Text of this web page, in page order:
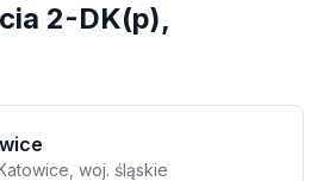
2-DK(p),
woj. śląskie